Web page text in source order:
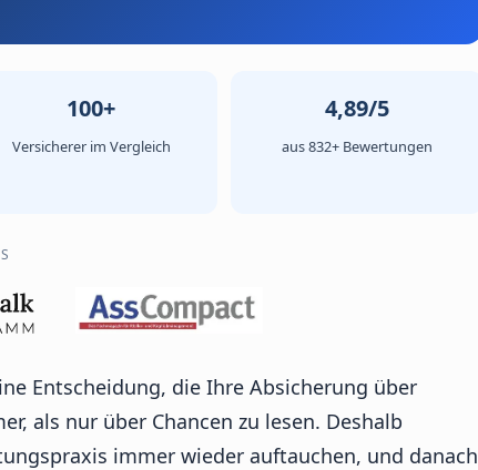
100+
Versicherer im Vergleich
4,89/5
aus 832+ Bewertungen
Entscheidung, die Ihre Absicherung über
als nur über Chancen zu lesen. Deshalb
immer wieder auftauchen, und danach